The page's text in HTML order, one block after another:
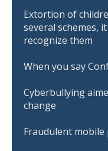
Extortion of
several schemes,
recognize them
When you say
Cyberbullying
change
Fraudulent